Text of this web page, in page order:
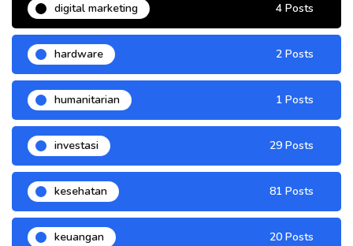
digital marketing 4 Posts
hardware 2 Posts
humanitarian 1 Posts
investasi 29 Posts
kesehatan 81 Posts
keuangan 20 Posts